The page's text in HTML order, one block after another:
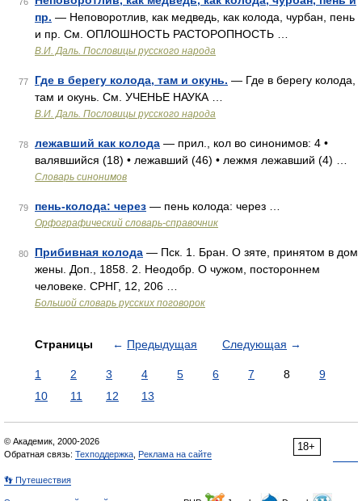
пр. — Неповоротлив, как медведь, как колода, чурбан, пень
и пр. См. ОПЛОШНОСТЬ РАСТОРОПНОСТЬ …
В.И. Даль. Пословицы русского народа
77 Где в берегу колода, там и окунь. — Где в берегу колода,
там и окунь. См. УЧЕНЬЕ НАУКА …
В.И. Даль. Пословицы русского народа
78 лежавший как колода — прил., кол во синонимов: 4 •
валявшийся (18) • лежавший (46) • лежмя лежавший (4) …
Словарь синонимов
79 пень-колода: через — пень колода: через …
Орфографический словарь-справочник
80 Прибивная колода — Пск. 1. Бран. О зяте, принятом в дом
жены. Доп., 1858. 2. Неодобр. О чужом, постороннем
человеке. СРНГ, 12, 206 …
Большой словарь русских поговорок
Страницы ← Предыдущая Следующая →
1 2 3 4 5 6 7 8
9
10
11 12 13
18+
© Академик, 2000-2026
Обратная связь: Техподдержка Реклама на сайте
👣 Путешествия